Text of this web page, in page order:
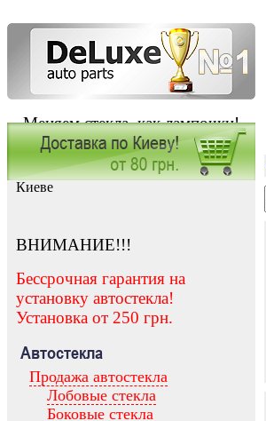
Меняем стекла, как лампочки!
Заказать установку автостекла в
Киеве
ВНИМАНИЕ!!!
Бессрочная гарантия на
установку автостекла!
Установка от 250 грн.
Автостекла
Продажа автостекла
Лобовые стекла
Боковые стекла